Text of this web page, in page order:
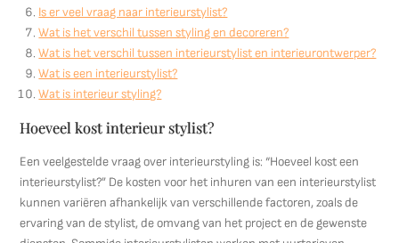
Is er veel vraag naar interieurstylist?
Wat is het verschil tussen styling en decoreren?
Wat is het verschil tussen interieurstylist en interieurontwerper?
Wat is een interieurstylist?
Wat is interieur styling?
Hoeveel kost interieur stylist?
Een veelgestelde vraag over interieurstyling is: “Hoeveel kost een
interieurstylist?” De kosten voor het inhuren van een interieurstylist
kunnen variëren afhankelijk van verschillende factoren, zoals de
ervaring van de stylist, de omvang van het project en de gewenste